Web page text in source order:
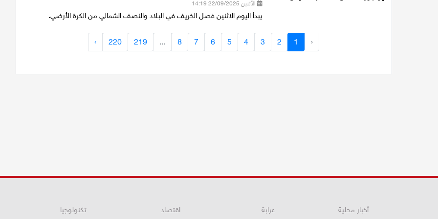
الأثنين 22/09/2025 14:19
يبدأ اليوم الاثنين فصل الخريف في البلاد والنصف الشمالي من الكرة الأرضي.
‹
1
2
3
4
5
6
7
8
...
219
220
›
أخبار محلية
عرابة
اقتصاد
تكنولوجيا